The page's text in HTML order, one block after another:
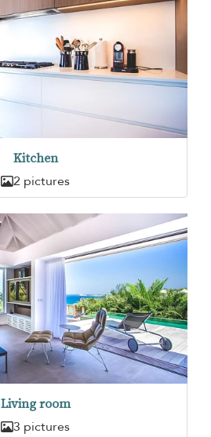
Kitchen
2 pictures
Living room
3 pictures